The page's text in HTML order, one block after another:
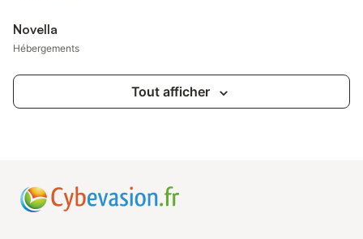
Novella
Hébergements
Tout afficher